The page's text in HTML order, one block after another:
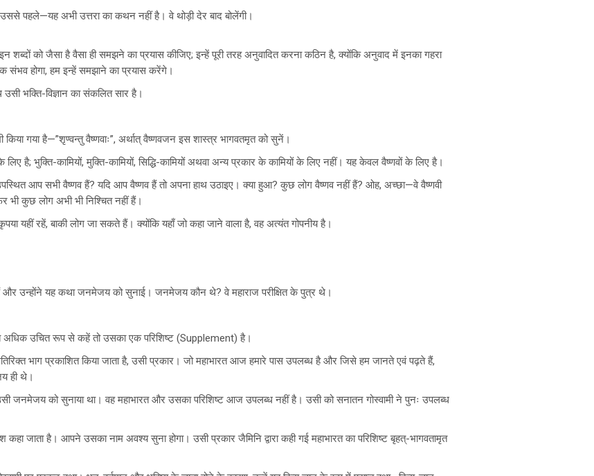
पहले—यह अभी उत्तरा का कथन नहीं है। वे थोड़ी देर बाद बोलेंगी।
को जैसा है वैसा ही समझने का प्रयास कीजिए; इन्हें पूरी तरह अनुवादित करना कठिन है, क्योंकि अनुवाद में इनका गहरा
संभव होगा, हम इन्हें समझाने का प्रयास करेंगे।
भक्ति-विज्ञान का संकलित सार है।
गया है—”शृण्वन्तु वैष्णवाः”, अर्थात् वैष्णवजन इस शास्त्र भागवतमृत को सुनें।
है; भुक्ति-कामियों, मुक्ति-कामियों, सिद्धि-कामियों अथवा अन्य प्रकार के कामियों के लिए नहीं। यह केवल वैष्णवों के लिए है।
आप सभी वैष्णव हैं? यदि आप वैष्णव हैं तो अपना हाथ उठाइए। क्या हुआ? कुछ लोग वैष्णव नहीं हैं? ओह, अच्छा—वे वैष्णवी
भी कुछ लोग अभी भी निश्चित नहीं हैं।
यहीं रहें, बाकी लोग जा सकते हैं। क्योंकि यहाँ जो कहा जाने वाला है, वह अत्यंत गोपनीय है।
उन्होंने यह कथा जनमेजय को सुनाई। जनमेजय कौन थे? वे महाराज परीक्षित के पुत्र थे।
अधिक उचित रूप से कहें तो उसका एक परिशिष्ट (Supplement) है।
भाग प्रकाशित किया जाता है, उसी प्रकार। जो महाभारत आज हमारे पास उपलब्ध है और जिसे हम जानते एवं पढ़ते हैं,
ही थे।
जनमेजय को सुनाया था। वह महाभारत और उसका परिशिष्ट आज उपलब्ध नहीं है। उसी को सनातन गोस्वामी ने पुनः उपलब्ध
जाता है। आपने उसका नाम अवश्य सुना होगा। उसी प्रकार जैमिनि द्वारा कही गई महाभारत का परिशिष्ट बृहत्-भागवतामृत